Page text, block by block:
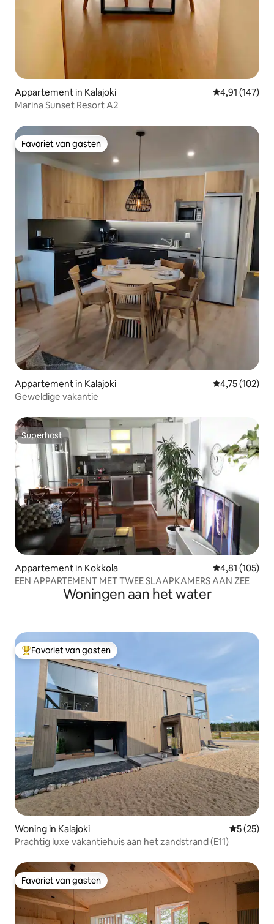
Appartement in Kalajoki Gemiddelde
4,91 (147)
Marina Sunset Resort A2
Favoriet van gasten
Favoriet van gasten
Appartement in Kalajoki Gemiddelde
4,75 (102)
Geweldige vakantie
Superhost
Superhost
Appartement in Kokkola Gemiddelde
4,81 (105)
EEN APPARTEMENT MET TWEE SLAAPKAMERS AAN ZEE
Woningen aan het water
Topfavoriet van gasten
Favoriet van gasten
Woning in Kalajoki
5 (25)
Prachtig luxe vakantiehuis aan het zandstrand (E11)
Favoriet van gasten
Favoriet van gasten